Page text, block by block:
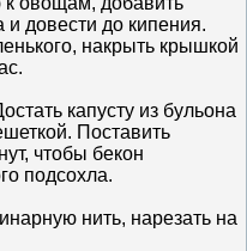
и довести до кипения.
накрыть крышкой
капусту из бульона
Поставить
чтобы бекон
подсохла.
нить, нарезать на